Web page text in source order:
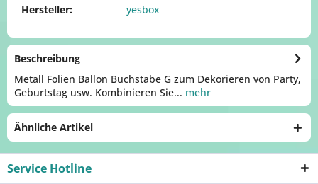
Hersteller:
yesbox
Beschreibung
Metall Folien Ballon Buchstabe G zum Dekorieren von Party,
Geburtstag usw. Kombinieren Sie... mehr
Ähnliche Artikel
Service Hotline